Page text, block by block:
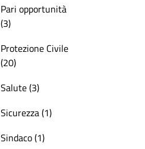
Pari opportunità
(3)
Protezione Civile
(20)
Salute (3)
Sicurezza (1)
Sindaco (1)